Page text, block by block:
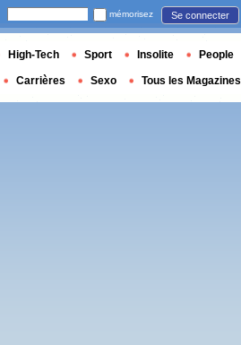
mémorisez Se connecter
High-Tech Sport Insolite People
Carrières Sexo Tous les Magazines